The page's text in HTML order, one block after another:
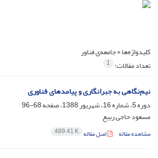
کلیدواژه‌ها =جامعه‌ی فناور
تعداد مقالات: 1
نیم‌نگاهی به جبرانگاری و پیامدهای فناوری
دوره 5، شماره 16، شهریور 1388، صفحه
68-96
مسعود حاجی ربیع
مشاهده مقاله اصل مقاله 489.41 K